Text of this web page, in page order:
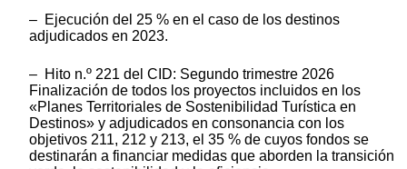
– Ejecución del 25 % en el caso de los destinos
adjudicados en 2023.
– Hito n.º 221 del CID: Segundo trimestre 2026
Finalización de todos los proyectos incluidos en los
«Planes Territoriales de Sostenibilidad Turística en
Destinos» y adjudicados en consonancia con los
objetivos 211, 212 y 213, el 35 % de cuyos fondos se
destinarán a financiar medidas que aborden la transición